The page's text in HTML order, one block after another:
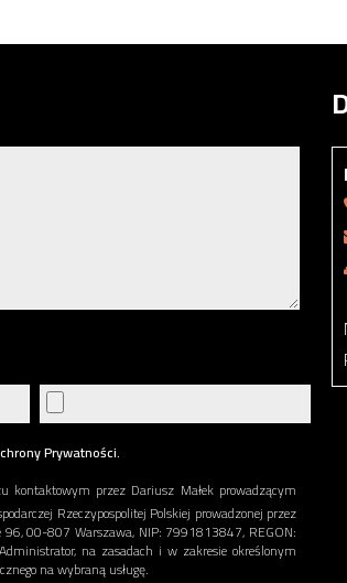
Prywatności.
przez Dariusz Małek prowadzącym
Rzeczypospolitej Polskiej prowadzonej przez
96, 00-807 Warszawa, NIP: 7991813847, REGON:
na zasadach i w zakresie określonym
na wybraną usługę.